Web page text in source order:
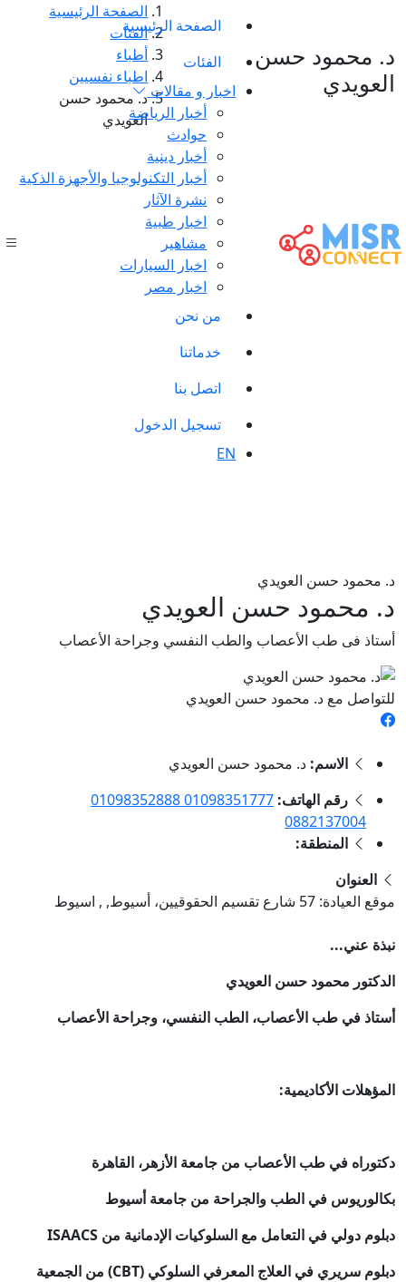
الصفحة الرئيسية
الفئات
اخبار و مقالات
أخبار الرياضة
حوادث
أخبار دينية
أخبار التكنولوجيا والأجهزة الذكية
نشرة الآثار
اخبار طبية
مشاهير
اخبار السيارات
اخبار مصر
من نحن
خدماتنا
اتصل بنا
تسجيل الدخول
EN
د. محمود حسن
العويدي
الصفحة الرئيسية
الفئات
أطباء
اطباء نفسيين
د. محمود حسن
العويدي
د. محمود حسن العويدي
د. محمود حسن العويدي
أستاذ فى طب الأعصاب والطب النفسي وجراحة الأعصاب
للتواصل مع د. محمود حسن العويدي
الاسم: د. محمود حسن العويدي
رقم الهاتف:
01098351777 01098352888
0882137004
المنطقة:
العنوان
موقع العيادة: 57 شارع تقسيم الحقوقيين، أسيوط, , اسيوط
نبذة عني...
الدكتور محمود حسن العويدي
أستاذ في طب الأعصاب، الطب النفسي، وجراحة الأعصاب
المؤهلات الأكاديمية:
دكتوراه في طب الأعصاب من جامعة الأزهر، القاهرة
بكالوريوس في الطب والجراحة من جامعة أسيوط
دبلوم دولي في التعامل مع السلوكيات الإدمانية من ISAACS
دبلوم سريري في العلاج المعرفي السلوكي (CBT) من الجمعية